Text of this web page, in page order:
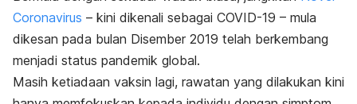
Coronavirus – kini dikenali sebagai COVID-19 – mula
dikesan pada bulan Disember 2019 telah berkembang
menjadi status pandemik global.
Masih ketiadaan vaksin lagi, rawatan yang dilakukan kini